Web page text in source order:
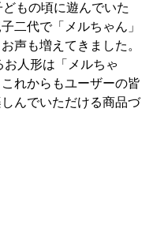
もの頃に遊んでいた
二代で「メルちゃん」
声も増えてきました。
人形は「メルちゃ
れからもユーザーの皆
んでいただける商品づ